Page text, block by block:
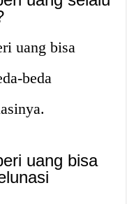
uang bisa
beda
uang bisa